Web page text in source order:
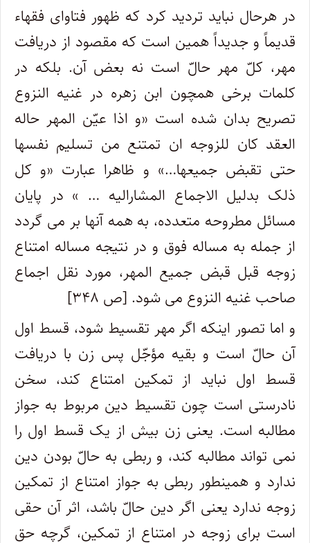
در هرحال نباید تردید کرد که ظهور فتاوای فقهاء
قدیماً و جدیداً همین است که مقصود از دریافت
مهر، کلّ مهر حالّ است نه بعض آن. بلکه در
کلمات برخی همچون ابن زهره در غنیه النزوع
تصریح بدان شده است «و اذا عیّن المهر حاله
العقد کان للزوجه ان تمتنع من تسلیم نفسها
حتی تقبض جمیعها…» و ظاهرا عبارت «و کل
ذلک بدلیل الاجماع المشارالیه … » در پایان
مسائل مطروحه متعدده، به همه آنها بر می گردد
از جمله به مساله فوق و در نتیجه مساله امتناع
زوجه قبل قبض جمیع المهر، مورد نقل اجماع
صاحب غنیه النزوع می شود. [ص ۳۴۸]
و اما تصور اینکه اگر مهر تقسیط شود، قسط اول
آن حالّ است و بقیه مؤجّل پس زن با دریافت
قسط اول نباید از تمکین امتناع کند، سخن
نادرستی است چون تقسیط دین مربوط به جواز
مطالبه است. یعنی زن بیش از یک قسط اول را
نمی تواند مطالبه کند، و ربطی به حالّ بودن دین
ندارد و همینطور ربطی به جواز امتناع از تمکین
زوجه ندارد یعنی اگر دین حالّ باشد، اثر آن حقی
است برای زوجه در امتناع از تمکین، گرچه حقِ